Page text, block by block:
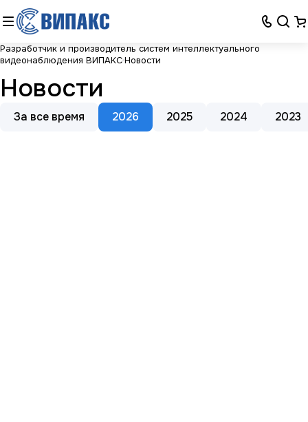
Разработчик и производитель систем интеллектуального
видеонаблюдения ВИПАКСНовости
Новости
За все время 2026 2025 2024 2023